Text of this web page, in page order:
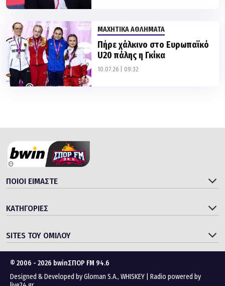
ΜΑΧΗΤΙΚΑ ΑΘΛΗΜΑΤΑ
Πήρε χάλκινο στο Ευρωπαϊκό
U20 πάλης η Γκίκα
10.07.26 | 09:32
ΠΟΙΟΙ ΕΙΜΑΣΤΕ
ΚΑΤΗΓΟΡΙΕΣ
SITES ΤΟΥ ΟΜΙΛΟΥ
© 2006 - 2026 bwinΣΠΟΡ FM 94.6
Designed & Developed byGloman S.A., WHISKEY
Radio powered by